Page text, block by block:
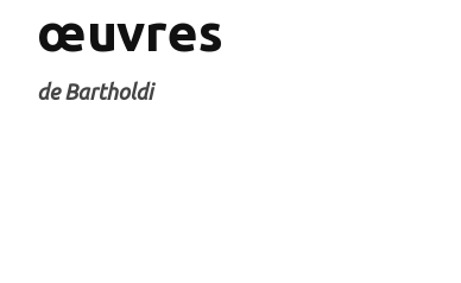
œuvres
de Bartholdi